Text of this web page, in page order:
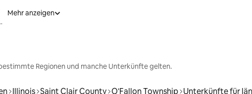
Mehr anzeigen
Regionen und manche Unterkünfte gelten.
Illinois Saint Clair County O'Fallon Township Unterkünfte für